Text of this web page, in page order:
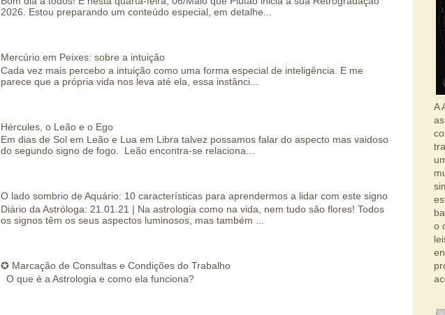
2026. Estou preparando um conteúdo especial, em detalhe...
Mercúrio em Peixes: sobre a intuição
Cada vez mais percebo a intuição como uma forma especial de inteligência. E me
parece que a própria vida nos leva até ela, essa instânci...
Hércules, o Leão e o Ego
Em dias de Sol em Leão e Lua em Libra talvez possamos falar do aspecto mas vaidoso
do segundo signo de fogo. Leão encontra-se relaciona...
O lado sombrio de Aquário: 10 características para aprendermos a lidar com este signo
Diário da Astróloga: 21.01.21 | Na astrologia como na vida, nem tudo são flores! Todos
os signos têm os seus aspectos luminosos, mas também ...
✪ Marcação de Consultas e Condições do Trabalho
O que é a Astrologia e como ela funciona?
A
o